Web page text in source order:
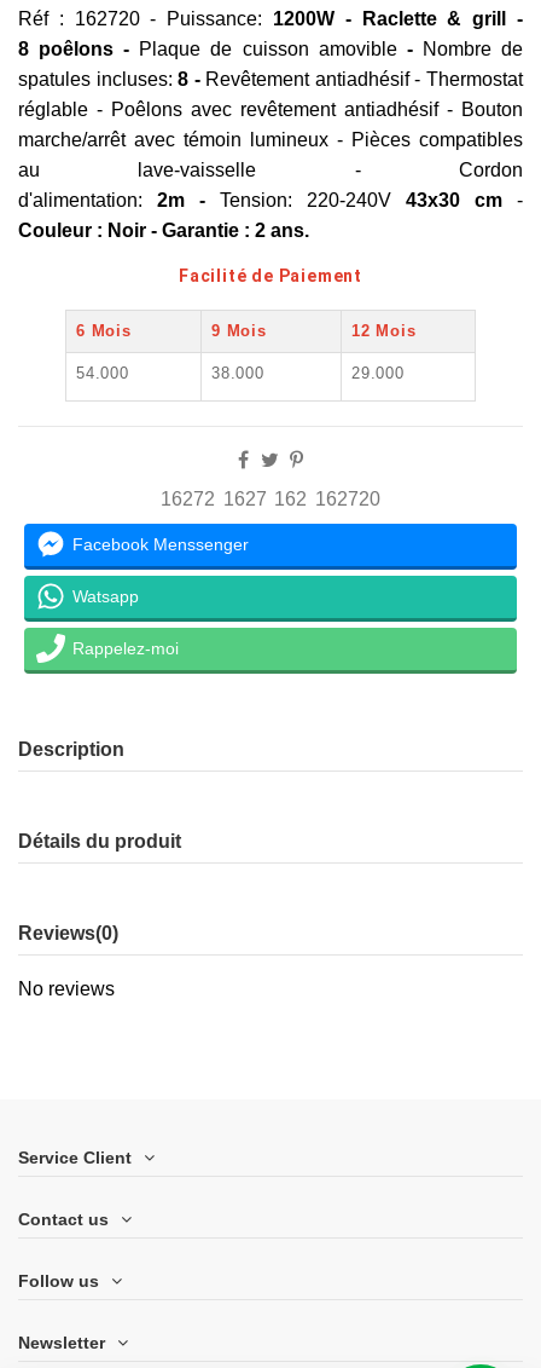
Réf : 162720 - Puissance: 1200W - Raclette & grill
-
8 poêlons - Plaque de cuisson amovible- Nombre de
spatules incluses: 8 - Revêtement antiadhésif - Thermostat
réglable - Poêlons avec revêtement antiadhésif - Bouton
marche/arrêt avec témoin lumineux - Pièces compatibles
au lave-vaisselle - Cordon
d'alimentation: 2m - Tension: 220-240V 43x30 cm -
Couleur : Noir - Garantie : 2 ans.
Facilité de Paiement
6 Mois 9 Mois 12 Mois
54.000 38.000 29.000
16272 1627 162 162720
Facebook Menssenger
Watsapp
Rappelez-moi
Description
Détails du produit
Reviews(0)
No reviews
Service Client
Contact us
Follow us
Newsletter